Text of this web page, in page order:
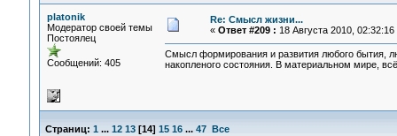
platonik
Модератор своей темы
Постоялец
Сообщений: 405
Re: Смысл жизни...
« Ответ #209 : 18 Августа 2010, 02:32:16
Смысл формирования и развития любого бытия,
накопленого состояния. В материальном мире,
Страниц: 1 ... 12 13[14] 15 16 ... 47 Все